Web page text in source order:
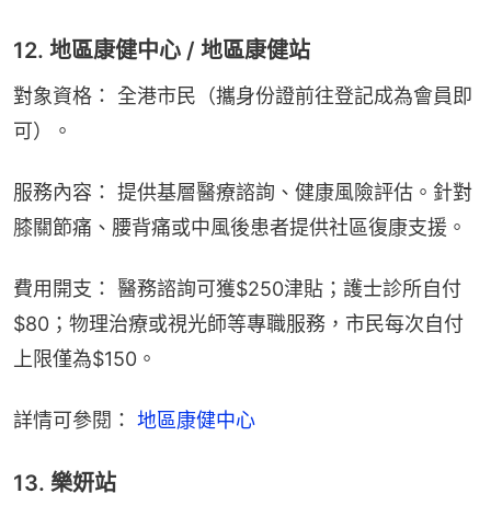
12. 地區康健中心 / 地區康健站
對象資格： 全港市民（攜身份證前往登記成為會員即
可）。
服務內容： 提供基層醫療諮詢、健康風險評估。針對
膝關節痛、腰背痛或中風後患者提供社區復康支援。
費用開支： 醫務諮詢可獲$250津貼；護士診所自付
$80；物理治療或視光師等專職服務，市民每次自付
上限僅為$150。
詳情可參閱： 地區康健中心
13. 樂妍站